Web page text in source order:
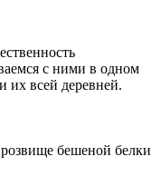
с ними в одном
их всей деревней.
бешеной белки